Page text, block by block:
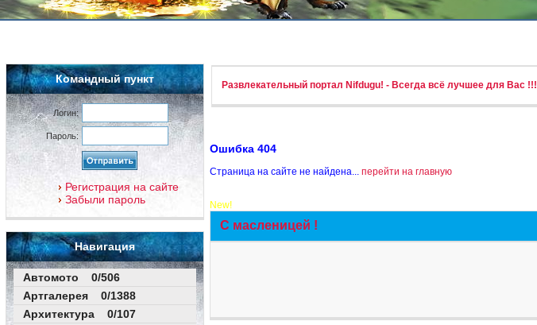
Командный пункт
Логин:
Пароль:
Регистрация на сайте
Забыли пароль
Навигация
Автомото 0/506
Артгалерея 0/1388
Архитектура 0/107
Развлекательный портал Nifdugu! - Всегда всё лучшее для Вас !!!
Ошибка 404
Страница на сайте не найдена... перейти на главную
New!
С масленицей !